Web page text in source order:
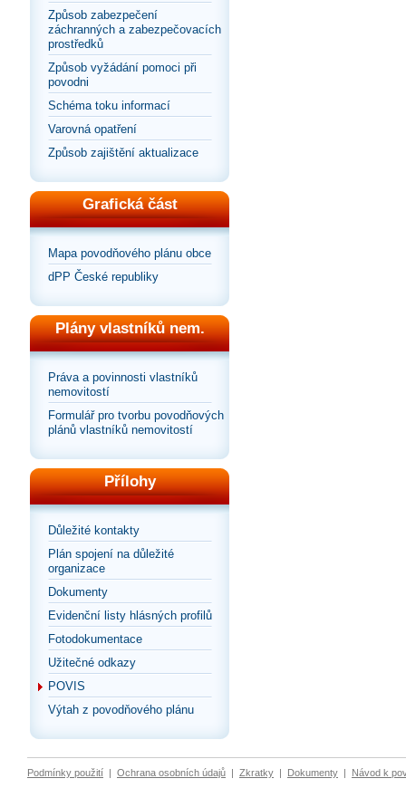
Způsob zabezpečení
záchranných a zabezpečovacích
prostředků
Způsob vyžádání pomoci při
povodni
Schéma toku informací
Varovná opatření
Způsob zajištění aktualizace
Grafická část
Mapa povodňového plánu obce
dPP České republiky
Plány vlastníků nem.
Práva a povinnosti vlastníků
nemovitostí
Formulář pro tvorbu povodňových
plánů vlastníků nemovitostí
Přílohy
Důležité kontakty
Plán spojení na důležité
organizace
Dokumenty
Evidenční listy hlásných profilů
Fotodokumentace
Užitečné odkazy
POVIS
Výtah z povodňového plánu
Podmínky použití | Ochrana osobních údajů | Zkratky | Dokumenty | Návod k